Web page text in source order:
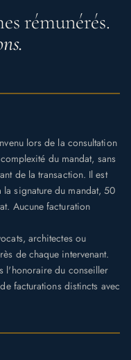
rémunérés.
lors de la consultation
du mandat, sans
de la transaction. Il est
la signature du mandat, 50
Aucune facturation
architectes ou
de chaque intervenant.
l'honoraire du conseiller
facturations distincts avec